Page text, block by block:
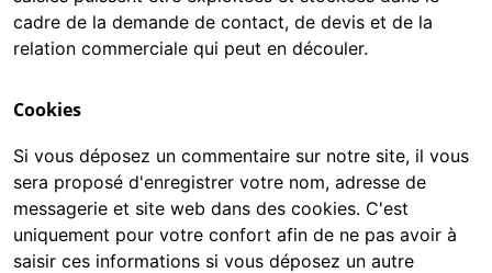
cadre de la demande de contact, de devis et de la
relation commerciale qui peut en découler.
Cookies
Si vous déposez un commentaire sur notre site, il vous
sera proposé d'enregistrer votre nom, adresse de
messagerie et site web dans des cookies. C'est
uniquement pour votre confort afin de ne pas avoir à
saisir ces informations si vous déposez un autre